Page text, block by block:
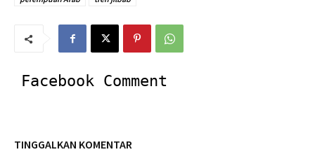
Facebook Comment
TINGGALKAN KOMENTAR